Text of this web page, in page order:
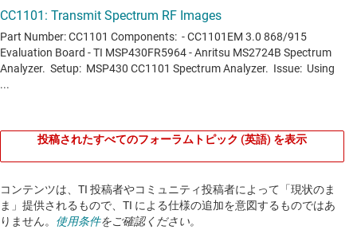
投稿されたすべてのフォーラムトピック (英語) を表示
コンテンツは、TI 投稿者やコミュニティ投稿者によって「現状のま
ま」提供されるもので、TI による仕様の追加を意図するものではあ
りません。 使用条件をご確認ください。